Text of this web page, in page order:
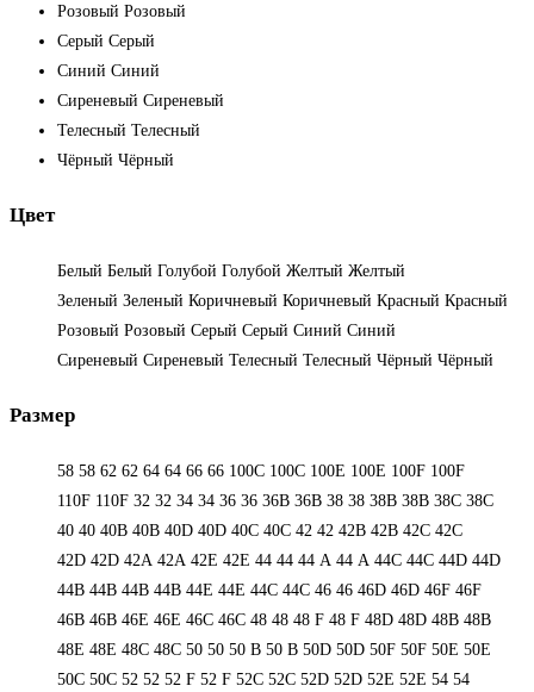
Розовый Розовый
Серый Серый
Синий Синий
Сиреневый Сиреневый
Телесный Телесный
Чёрный Чёрный
Цвет
Белый Белый Голубой Голубой Желтый Желтый
Зеленый Зеленый Коричневый Коричневый Красный Красный
Розовый Розовый Серый Серый Синий Синий
Сиреневый Сиреневый Телесный Телесный Чёрный Чёрный
Размер
58 58 62 62 64 64 66 66 100C 100C 100E 100E 100F 100F
110F 110F 32 32 34 34 36 36 36B 36B 38 38 38B 38B 38С 38С
40 40 40B 40B 40D 40D 40С 40С 42 42 42B 42B 42C 42C
42D 42D 42А 42А 42Е 42Е 44 44 44 А 44 А 44C 44C 44D 44D
44В 44В 44В 44В 44Е 44Е 44С 44С 46 46 46D 46D 46F 46F
46В 46В 46Е 46Е 46С 46С 48 48 48 F 48 F 48D 48D 48В 48В
48Е 48Е 48С 48С 50 50 50 B 50 B 50D 50D 50F 50F 50Е 50Е
50С 50С 52 52 52 F 52 F 52C 52C 52D 52D 52E 52E 54 54